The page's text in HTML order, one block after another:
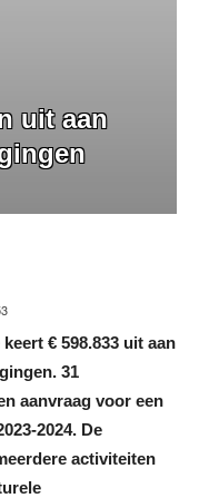
uit aan
€ 598.833 uit aan
31
aanvraag voor een
2024. De
activiteiten